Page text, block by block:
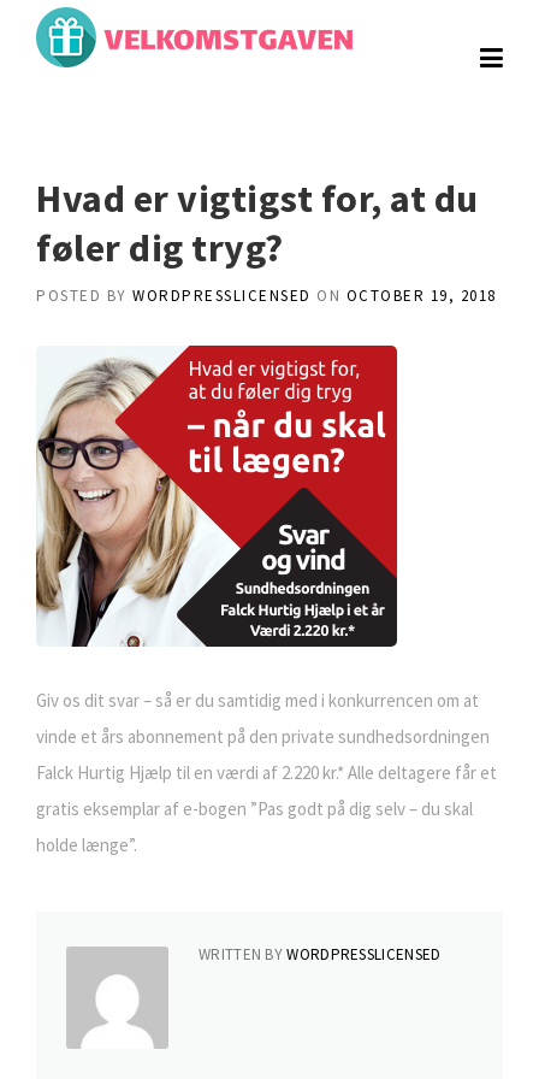
content
Hvad er vigtigst for, at du
føler dig tryg?
POSTED BY WORDPRESSLICENSED ON OCTOBER 19, 2018
Giv os dit svar – så er du samtidig med i konkurrencen om at
vinde et års abonnement på den private sundhedsordningen
Falck Hurtig Hjælp til en værdi af 2.220 kr.* Alle deltagere får et
gratis eksemplar af e-bogen ”Pas godt på dig selv – du skal
holde længe”.
WRITTEN BYWORDPRESSLICENSED